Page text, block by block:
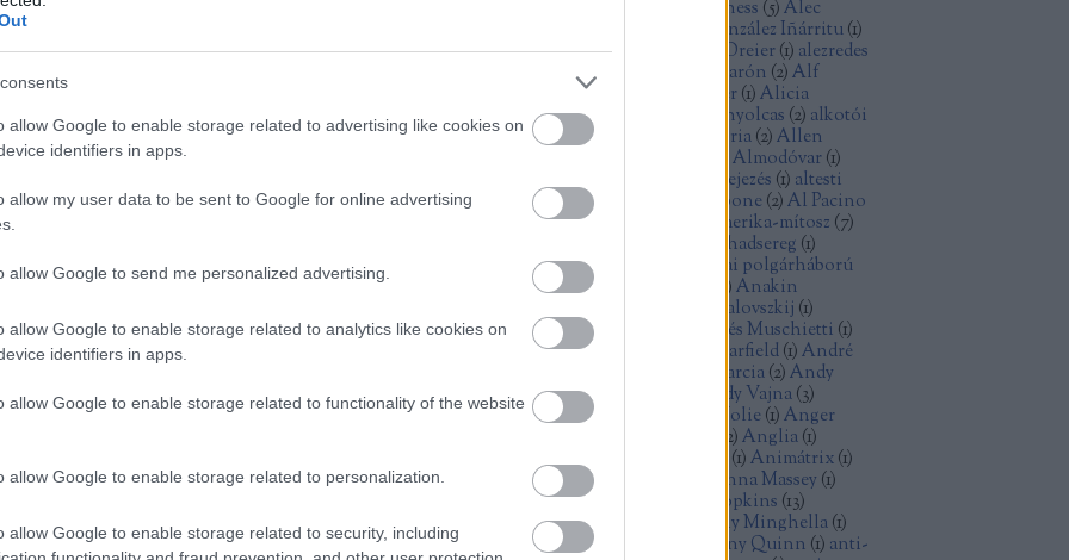
allow Google to enable storage related to advertising like cookies on
identifiers in apps.
allow my user data to be sent to Google for online advertising
allow Google to send me personalized advertising.
allow Google to enable storage related to analytics like cookies on
identifiers in apps.
allow Google to enable storage related to functionality of the website
allow Google to enable storage related to personalization.
allow Google to enable storage related to security, including
Alec Guinness (5)Alec
Alejandro González Iñárritu(1)
Alexandre Desplat
Alex Dreier(1) alezredes
álfilozófia Alfonso Cuarón (2)Alf
) Alice Rohrwacher(1)Alicia
Vikander( Aljas nyolcas (2) alkotói
válság
államiság allegória(2)Allen
Almodóvar(1)
alternatív befejezés (1) altesti
poénok
) Al Capone (2)Al Pacino
)American Graffiti Amerika-mítosz (7)
amerikai hadsereg (1)
amerikai kisváros
amerikai polgárháború
Amidala )Anakin
Andrej Koncsalovszkij (1)
Andrej Tarkovszkij
Andrés Muschietti (1)
Andrew Davis
Andrew Garfield(1)André
Andy Garcia(2)Andy
Jones(1)Andy Serkis Andy Vajna(3)
Andzrej Vajda
Angelina Jolie (1)Anger
2)Anglia(1)
animáció
(1)Animátrix(1)
anime
Anna Karina Anna Massey (1)
Ann Doran
Anthony Hopkins (13)
Anthony Mann
Anthony Minghella(1)
Anthony Perkins
Anthony Quinn (1) anti-